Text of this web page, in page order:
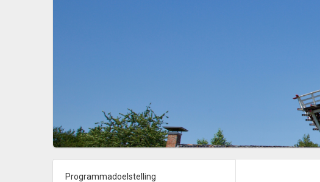
Programmadoelstelling